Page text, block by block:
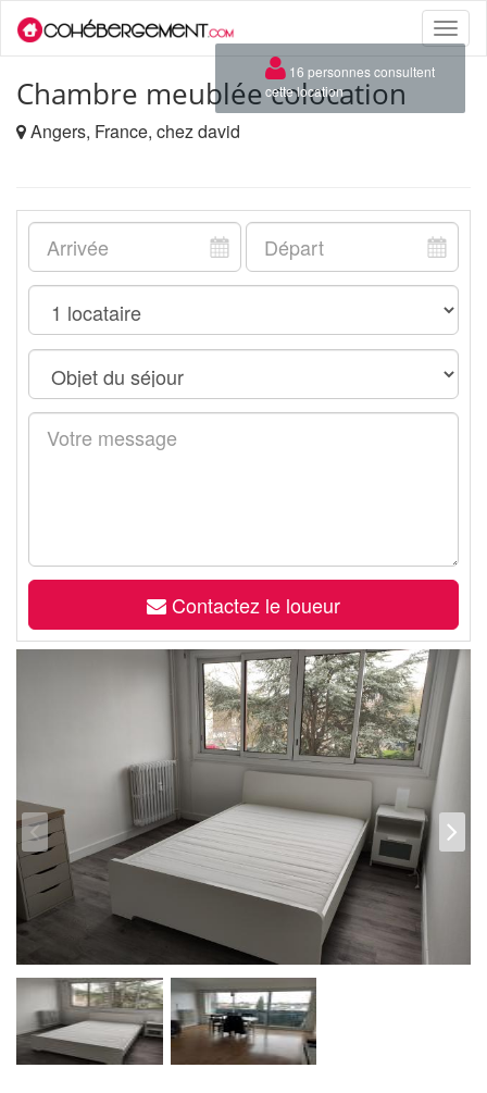
Toggle
Chambre meublée colocation
Angers, France, chez david
Contactez le loueur
×
16 personnes consultent
cette location